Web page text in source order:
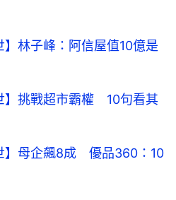
】林子峰：阿信屋值10億是
】挑戰超市霸權 10句看其
】母企飆8成 優品360：10